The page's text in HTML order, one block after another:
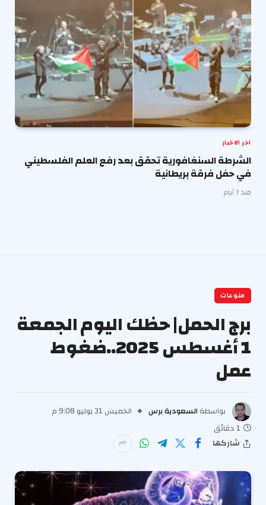
اخر الاخبار
الشرطة السنغافورية تحقق بعد رفع العلم الفلسطيني
في حفل فرقة بريطانية
منذ 7 أيام
منوعات
برج الحمل| حظك اليوم الجمعة
1 أغسطس 2025..ضغوط
عمل
بواسطة السعودية برس
الخميس 31 يوليو 9:08 م
1 دقائق
شاركها